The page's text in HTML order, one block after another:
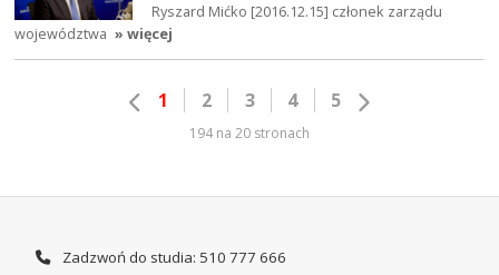
Ryszard Mićko [2016.12.15] członek zarządu
województwa » więcej
1 2 3 4 5
194 na 20 stronach
Zadzwoń do studia: 510 777 666